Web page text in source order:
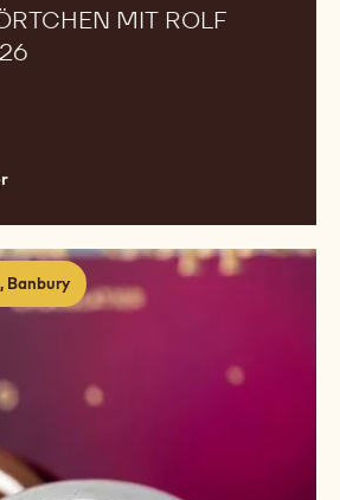
MIT ROLF
Banbury